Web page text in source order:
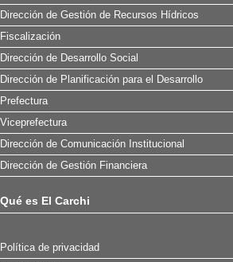
Dirección de Gestión de Recursos Hídricos
Fiscalización
Dirección de Desarrollo Social
Dirección de Planificación para el Desarrollo
Prefectura
Viceprefectura
Dirección de Comunicación Institucional
Dirección de Gestión Financiera
Qué es El Carchi
Política de privacidad